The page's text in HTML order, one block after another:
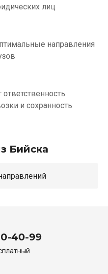
лиц
направления
и сохранность
Бийска
86 направлений
40-99